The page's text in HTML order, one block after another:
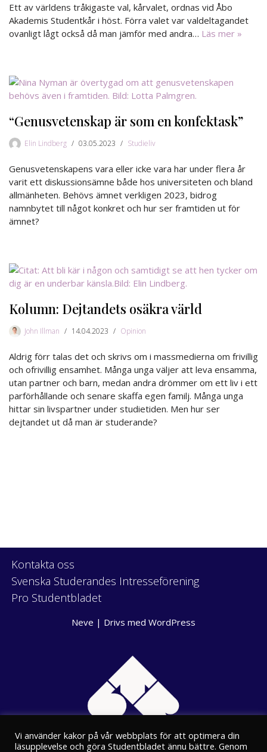
Ett av världens tråkigaste val, kårvalet, ordnas vid Åbo
Akademis Studentkår i höst. Förra valet var valdeltagandet
ovanligt lågt också då man jämför med andra… Läs mer »
“Genusvetenskap är som en konfektask”
Elin Lindberg 03.05.2023 Studieliv
Genusvetenskapens vara eller icke vara har under flera år
varit ett diskussionsämne både hos universiteten och bland
allmänheten. Behövs ämnet verkligen 2023, bidrog
namnbytet till något konkret och hur ser framtiden ut för
ämnet?
Kolumn: Dejtandets osäkra värld
John Illman 14.04.2023 Opinion
Aldrig förr talas det och skrivs om i massmedierna om frivillig
och ofrivillig ensamhet. Många unga väljer att leva ensamma,
utan partner och barn, medan andra drömmer om ett liv i ett
parförhållande och senare skaffa egen familj. Många unga
hittar sin livspartner under studietiden. Men hur ser
dejtandet ut då man är studerande?
Kontakta oss
Svenska Studerandes Intresseförening
Pro Studentbladet
Neve | Drivs med WordPress
Vi använder kakor på vår webbplats för att optimera din
läsupplevelse och göra Studentbladet ännu bättre. Genom